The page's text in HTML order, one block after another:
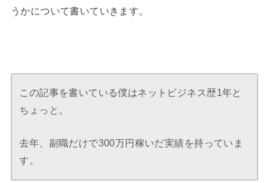
うかについて書いていきます。
この記事を書いている僕はネットビジネス歴1年と
ちょっと。
去年、副職だけで300万円稼いだ実績を持っていま
す。